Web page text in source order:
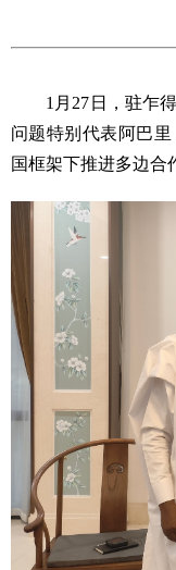
1月27日，驻乍
问题特别代表阿巴
国框架下推进多边合